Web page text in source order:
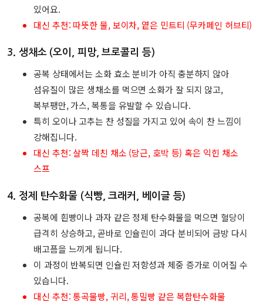
있어요.
대신 추천: 따뜻한 물, 보이차, 옅은 민트티 (무카페인 허브티)
3. 생채소 (오이, 피망, 브로콜리 등)
공복 상태에서는 소화 효소 분비가 아직 충분하지 않아
섬유질이 많은 생채소를 먹으면 소화가 잘 되지 않고,
복부팽만, 가스, 복통을 유발할 수 있습니다.
특히 오이나 고추는 찬 성질을 가지고 있어 속이 찬 느낌이
강해집니다.
대신 추천: 살짝 데친 채소 (당근, 호박 등) 혹은 익힌 채소
스프
4. 정제 탄수화물 (식빵, 크래커, 베이글 등)
공복에 흰빵이나 과자 같은 정제 탄수화물을 먹으면 혈당이
급격히 상승하고, 곧바로 인슐린이 과다 분비되어 금방 다시
배고픔을 느끼게 됩니다.
이 과정이 반복되면 인슐린 저항성과 체중 증가로 이어질 수
있습니다.
대신 추천: 통곡물빵, 귀리, 통밀빵 같은 복합탄수화물